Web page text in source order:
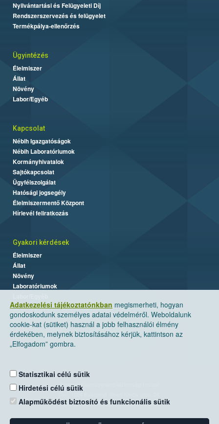
Adatkezelési tájékoztatónkban megismerheti, hogyan
gondoskodunk személyes adatai védelméről. Weboldalunk
cookie-kat (sütiket) használ a jobb felhasználói élmény
érdekében, melynek biztosításához kérjük, kattintson az
„Elfogadom” gombra.
Statisztikai célú sütik
Hirdetési célú sütik
Alapműködést biztosító és funkcionális sütik
Nyilvántartási és Felügyeleti Díj
Rendszerszervezés és felügyelet
Termékpálya-ellenőrzés
Ügyintézés
Élelmiszer
Állat
Növény
Labor/Egyéb
Kapcsolat
Nébih Igazgatóságok
Nébih Laboratóriumok
Kormányhivatalok
Sajtókapcsolat
Ügyfélszolgálat
Hatósági jogsegély
Élelmiszermentő Központ
Hírlevél feliratkozás
Gyakori kérdések
Élelmiszer
Állat
Növény
Laboratóriumok
Nemzeti Élelmiszerlánc-biztonsági Hivatal
Levelezési cím: 1525 Budapest. Pf. 30.